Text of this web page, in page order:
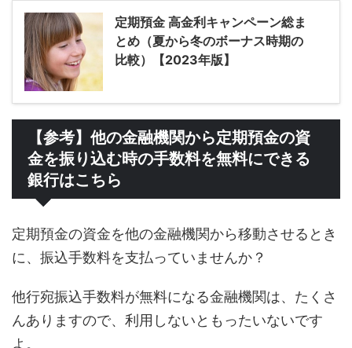
定期預金 高金利キャンペーン総ま
とめ（夏から冬のボーナス時期の
比較）【2023年版】
【参考】他の金融機関から定期預金の資
金を振り込む時の手数料を無料にできる
銀行はこちら
定期預金の資金を他の金融機関から移動させるとき
に、振込手数料を支払っていませんか？
他行宛振込手数料が無料になる金融機関は、たくさ
んありますので、利用しないともったいないです
よ。